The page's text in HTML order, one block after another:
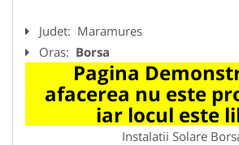
Judet: Maramures
Oras: Borsa
Pagina
afacerea nu este
iar locul este
Instalatii Solare